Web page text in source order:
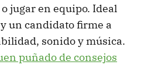
o jugar en equipo. Ideal
un candidato firme a
sonido y música.
puñado de consejos